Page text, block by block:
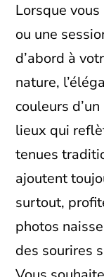
Lorsque
ou une
d’abord à
nature,
couleurs
lieux qui
tenues
ajoutent
surtout,
photos
des sourires